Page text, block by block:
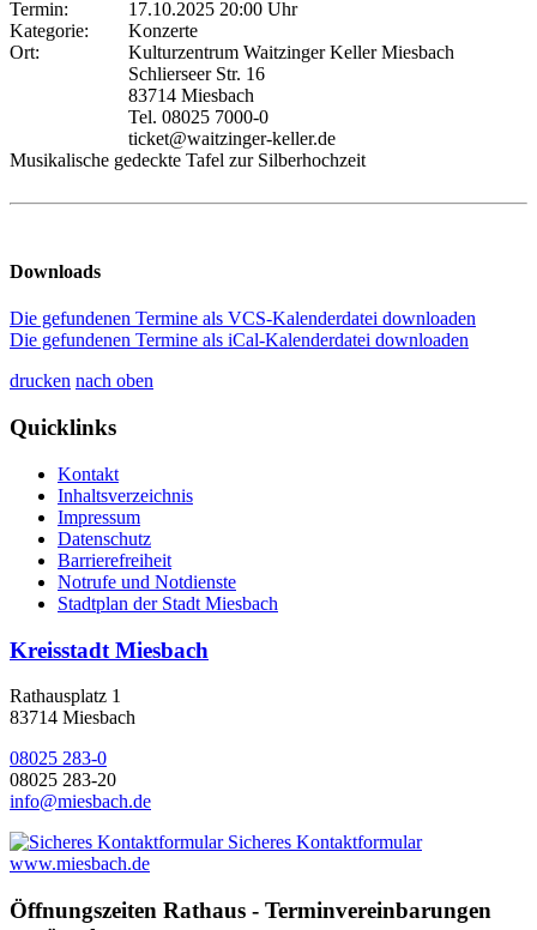
Termin:
17.10.2025 20:00 Uhr
Kategorie:
Konzerte
Ort:
Kulturzentrum Waitzinger Keller Miesbach
Schlierseer Str. 16
83714 Miesbach
Tel. 08025 7000-0
ticket@waitzinger-keller.de
Musikalische gedeckte Tafel zur Silberhochzeit
Downloads
Die gefundenen Termine als VCS-Kalenderdatei downloaden
Die gefundenen Termine als iCal-Kalenderdatei downloaden
drucken nach oben
Quicklinks
Kontakt
Inhaltsverzeichnis
Impressum
Datenschutz
Barrierefreiheit
Notrufe und Notdienste
Stadtplan der Stadt Miesbach
Kreisstadt Miesbach
Rathausplatz 1
83714 Miesbach
08025 283-0
08025 283-20
info@miesbach.de
Sicheres Kontaktformular
www.miesbach.de
Öffnungszeiten Rathaus - Terminvereinbarungen